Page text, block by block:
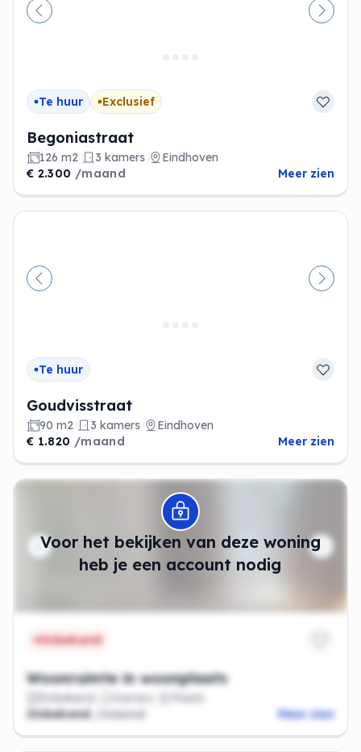
Vorige
Te huur Exclusief
Begoniastraat
126 m2 3 kamers
Eindhoven
€ 2.300 /maand Meer zien
Vorige
Te huur
Goudvisstraat
90 m2 3 kamers
Eindhoven
€ 1.820 /maand Meer zien
Voor het bekijken van deze woning
heb je een account nodig
Modal openen
Onbekend
Woonruimte in woonplaats
Onbekend Kamers
Plaats
Onbekend
/maand Meer zien